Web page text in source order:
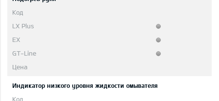
Индикатор низкого уровня жидкости омывателя